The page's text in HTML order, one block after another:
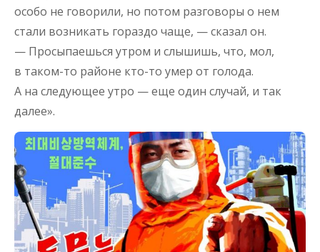
особо не говорили, но потом разговоры о нем
стали возникать гораздо чаще, — сказал он.
— Просыпаешься утром и слышишь, что, мол,
в таком-то районе кто-то умер от голода.
А на следующее утро — еще один случай, и так
далее».